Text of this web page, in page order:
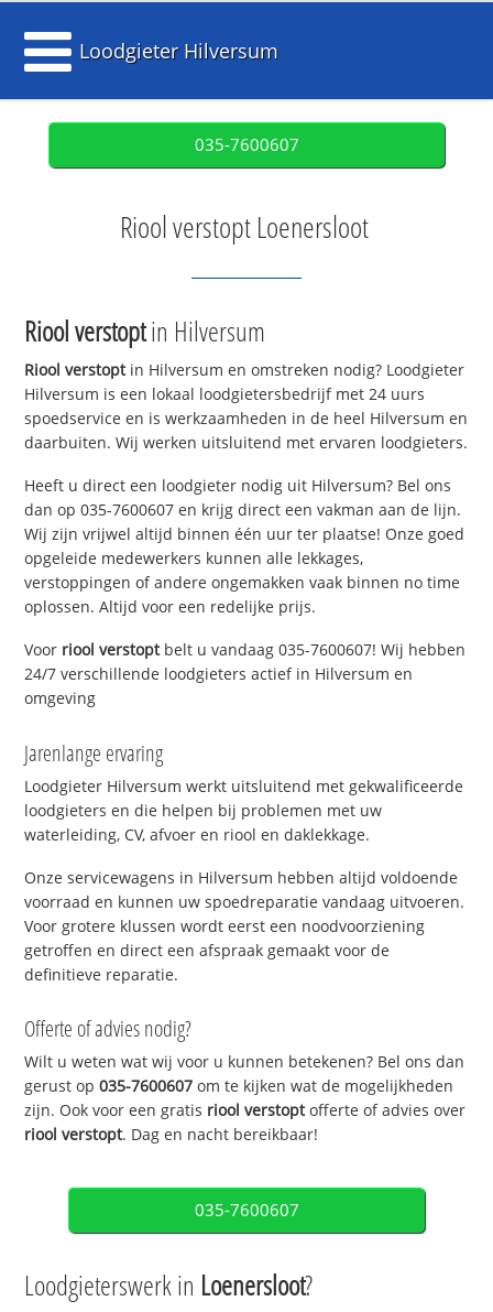
Loodgieter Hilversum
035-7600607
Riool verstopt Loenersloot
Riool verstoptin Hilversum
Riool verstoptin Hilversum en omstreken nodig? Loodgieter
Hilversum is een lokaal loodgietersbedrijf met 24 uurs
spoedservice en is werkzaamheden in de heel Hilversum en
daarbuiten. Wij werken uitsluitend met ervaren loodgieters.
Heeft u direct een loodgieter nodig uit Hilversum? Bel ons
dan op 035-7600607 en krijg direct een vakman aan de lijn.
Wij zijn vrijwel altijd binnen één uur ter plaatse! Onze goed
opgeleide medewerkers kunnen alle lekkages,
verstoppingen of andere ongemakken vaak binnen no time
oplossen. Altijd voor een redelijke prijs.
Voor riool verstoptbelt u vandaag 035-7600607! Wij hebben
24/7 verschillende loodgieters actief in Hilversum en
omgeving
Jarenlange ervaring
Loodgieter Hilversum werkt uitsluitend met gekwalificeerde
loodgieters en die helpen bij problemen met uw
waterleiding, CV, afvoer en riool en daklekkage.
Onze servicewagens in Hilversum hebben altijd voldoende
voorraad en kunnen uw spoedreparatie vandaag uitvoeren.
Voor grotere klussen wordt eerst een noodvoorziening
getroffen en direct een afspraak gemaakt voor de
definitieve reparatie.
Offerte of advies nodig?
Wilt u weten wat wij voor u kunnen betekenen? Bel ons dan
gerust op035-7600607 om te kijken wat de mogelijkheden
zijn. Ook voor een gratis riool verstoptofferte of advies over
riool verstopt. Dag en nacht bereikbaar!
035-7600607
Loodgieterswerk in Loenersloot?